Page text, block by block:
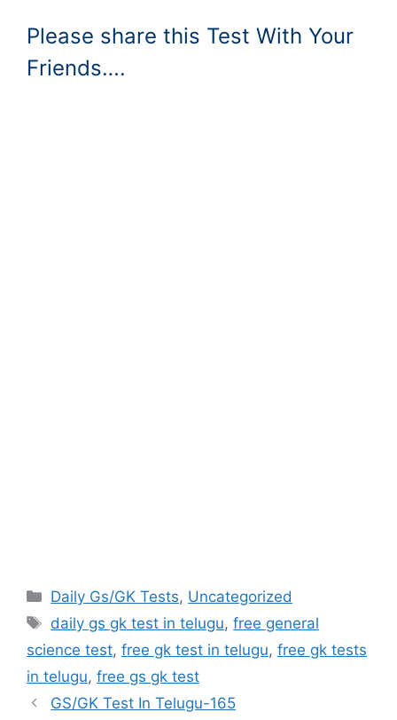
Please share this Test With Your
Friends….
Categories
Daily Gs/GK Tests, Uncategorized
Tags
daily gs gk test in telugu,free general
science test, free gk test in telugu, free gk tests
in telugu, free gs gk test
GS/GK Test In Telugu-165